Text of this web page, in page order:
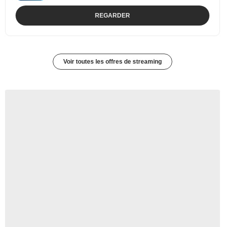
REGARDER
Voir toutes les offres de streaming